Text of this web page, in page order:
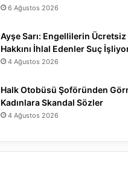
6 Ağustos 2026
Ayşe Sarı: Engellilerin
Hakkını İhlal Edenler Suç
4 Ağustos 2026
Halk Otobüsü Şoföründen
Kadınlara Skandal Sözler
4 Ağustos 2026